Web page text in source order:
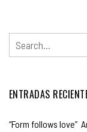
ENTRADAS
“Form follows love”